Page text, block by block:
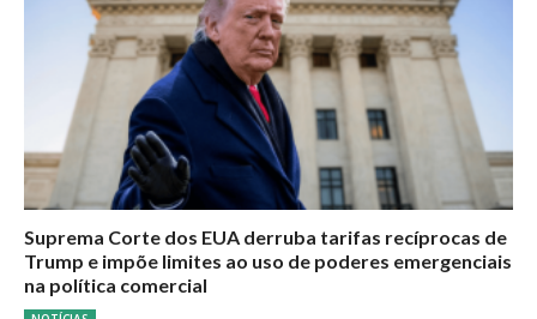
Suprema Corte dos EUA derruba tarifas recíprocas de
Trump e impõe limites ao uso de poderes emergenciais
na política comercial